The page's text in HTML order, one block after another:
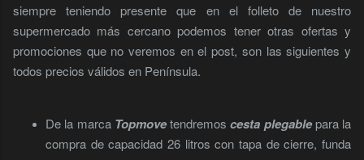
siempre teniendo presente que en el folleto de nuestro
supermercado más cercano podemos tener otras ofertas y
promociones que no veremos en el post, son las siguientes y
todos precios válidos en Península.
De la marca Topmovetendremoscesta plegablepara la
compra de capacidad 26 litros con tapa de cierre, funda